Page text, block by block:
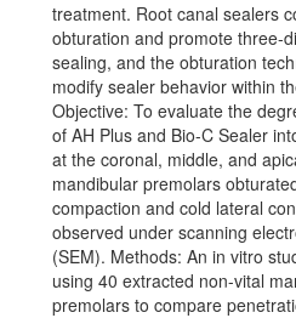
treatment. Root canal sealers
obturation and promote three-
sealing, and the obturation
modify sealer behavior within
Objective: To evaluate the
of AH Plus and Bio-C Sealer
at the coronal, middle, and
mandibular premolars
compaction and cold lateral
observed under scanning
(SEM). Methods: An in vitro
using 40 extracted non-vital
premolars to compare